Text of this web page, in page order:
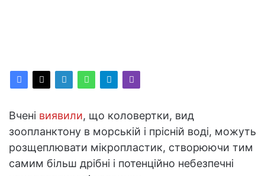
Вчені виявили, що коловертки, вид
зоопланктону в морській і прісній воді, можуть
розщеплювати мікропластик, створюючи тим
самим більш дрібні і потенційно небезпечні